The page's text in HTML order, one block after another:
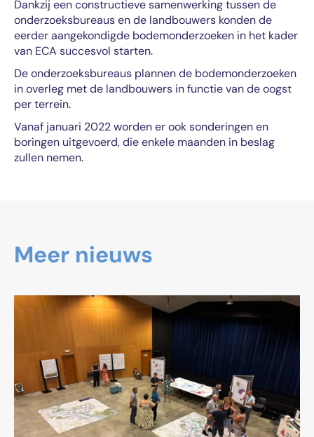
Dankzij een constructieve samenwerking tussen de
onderzoeksbureaus en de landbouwers konden de
eerder aangekondigde bodemonderzoeken in het kader
van ECA succesvol starten.
De onderzoeksbureaus plannen de bodemonderzoeken
in overleg met de landbouwers in functie van de oogst
per terrein.
Vanaf januari 2022 worden er ook sonderingen en
boringen uitgevoerd, die enkele maanden in beslag
zullen nemen.
Meer nieuws